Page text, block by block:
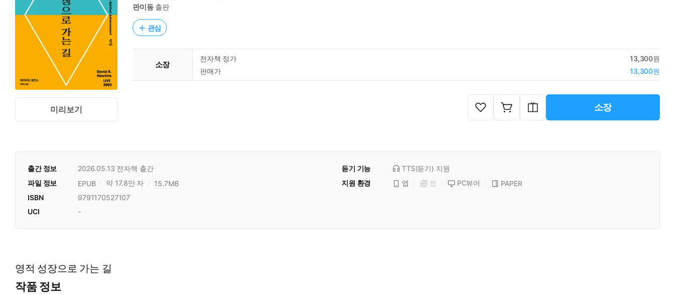
미리보기
판미동출판
관심
소장
전자책 정가
13,300원
판매가
13,300원
소장
출간 정보 2026.05.13 전자책 출간 듣기 기능 TTS(듣기) 지원
파일 정보
EPUB 약 17.8만 자 15.7MB 지원 환경 앱 웹 PC뷰어
PAPER
ISBN
9791170527107
UCI
-
영적 성장으로 가는 길
작품 정보